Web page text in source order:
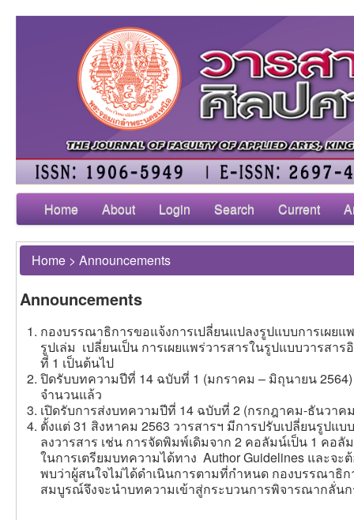
Home About Login Search Current
Home > Announcements
Announcements
กองบรรณาธิการขอแจ้งการเปลี่ยนแปลงรูปแบบการเผยแ
รูปเล่ม เปลี่ยนเป็น การเผยแพร่วารสารในรูปแบบวารสา
ที่ 1 เป็นต้นไป
ปิดรับบทความปีที่ 14 ฉบับที่ 1 (มกราคม – มิถุนายน
จำนวนแล้ว
เปิดรับการส่งบทความปีที่ 14 ฉบับที่ 2 (กรกฎาคม-ธันวาค
ตั้งแต่ 31 สิงหาคม 2563 วารสารฯ มีการปรับเปลี่ยนรูป
ลงวารสาร เช่น การจัดพิมพ์เดิมจาก 2 คอลัมน์เป็น 1 คอ
ในการเตรียมบทความได้ทาง Author Guidelines และจ
พบว่าผู้สนใจไม่ได้ดำเนินการตามที่กำหนด กองบรรณาธิ
สมบูรณ์จึงจะนำบทความเข้าสู่กระบวนการพิจารณากลั่นก